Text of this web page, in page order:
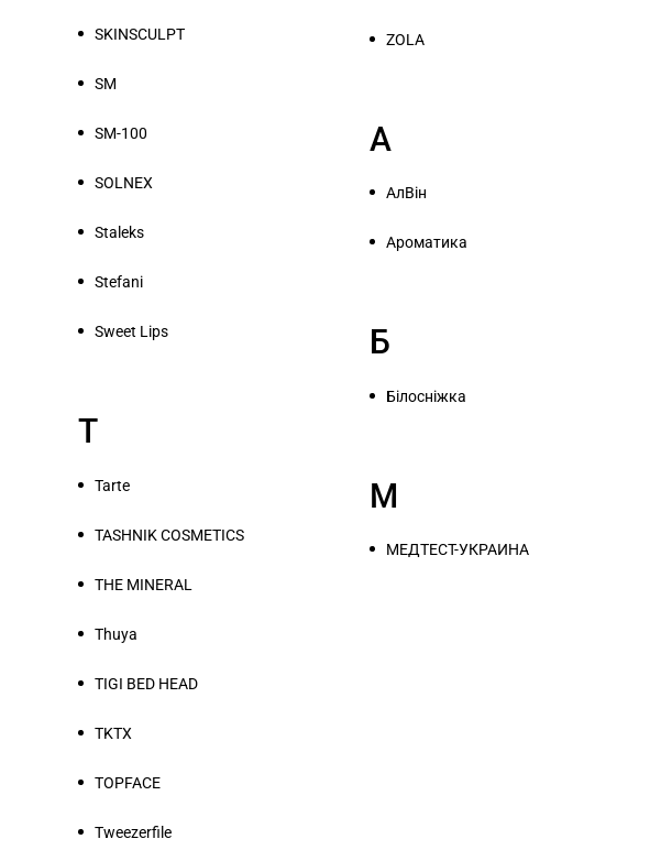
SKINSCULPT
SM
SM-100
SOLNEX
Staleks
Stefani
Sweet Lips
T
Tarte
TASHNIK COSMETICS
THE MINERAL
Thuya
TIGI BED HEAD
TKTX
TOPFACE
Tweezerfile
ZOLA
А
АлВін
Ароматика
Б
Білосніжка
М
МЕДТЕСТ-УКРАИНА